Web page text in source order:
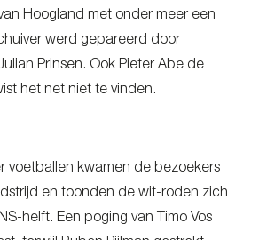
Hoogland met onder meer een
werd gepareerd door
Prinsen. Ook Pieter Abe de
het net niet te vinden.
voetballen kwamen de bezoekers
en toonden de wit-roden zich
helft. Een poging van Timo Vos